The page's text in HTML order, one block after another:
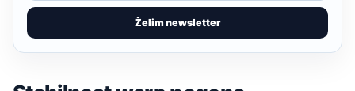
Želim newsletter